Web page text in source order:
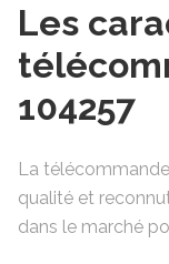
Les
104257
La télécommande
qualité et
dans le marché